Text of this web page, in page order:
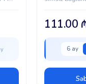
111.00
6 ay